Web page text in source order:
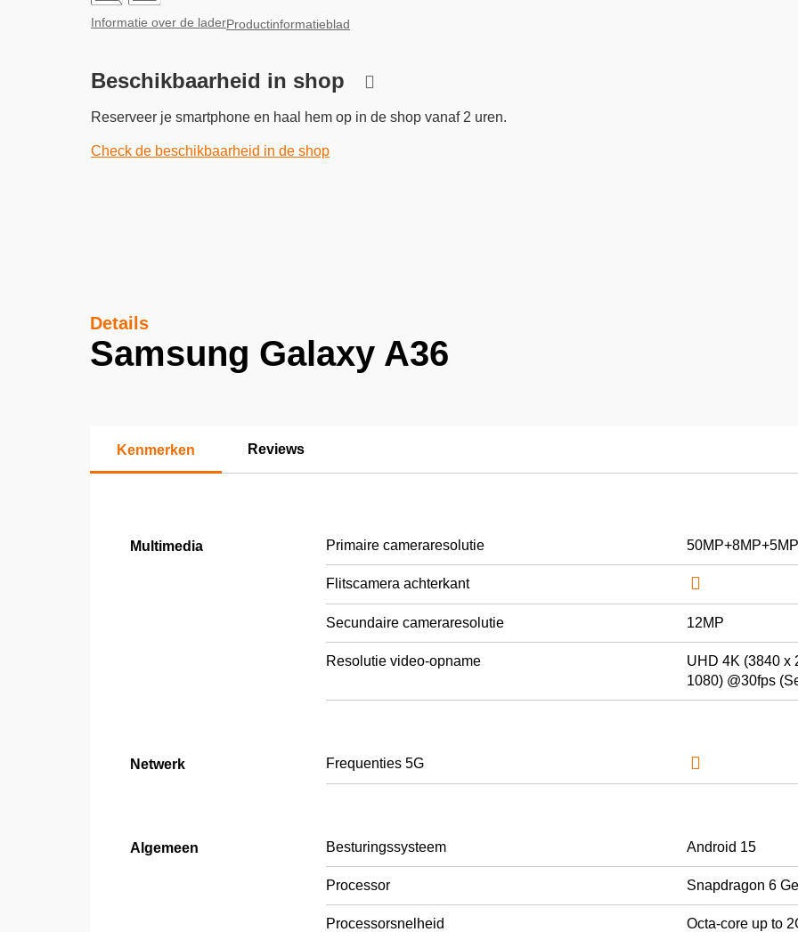
Informatie over de laderProductinformatieblad
Beschikbaarheid in shop
Reserveer je smartphone en haal hem op in de shop vanaf 2 uren.
Check de beschikbaarheid in de shop
Details
Samsung Galaxy A36
Kenmerken
Multimedia Primaire cameraresolutie
Flitscamera achterkant 
Secundaire cameraresolutie 12MP
Resolutie video-opname
UHD 4K (3840 x
1080) @30fps
Netwerk Frequenties 5G 
Algemeen Besturingssysteem Android 15
Processor Snapdragon 6
Processorsnelheid Octa-core up to
Reviews